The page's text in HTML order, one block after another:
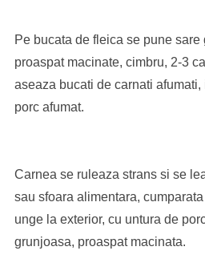
Pe bucata de fleica se pune
proaspat macinate, cimbru, 2-3
aseaza bucati de carnati
porc afumat.
Carnea se ruleaza strans si se
sau sfoara alimentara,
unge la exterior, cu untura de
grunjoasa, proaspat macinata.